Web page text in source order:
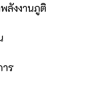
ลังงานภูติ
าร